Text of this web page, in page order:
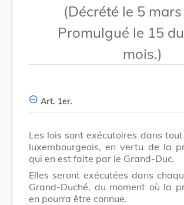
(Décrété le 5
Promulgué le 15
mois.)
Art. 1er.
Les lois sont exécutoires dans
luxembourgeois, en vertu de la
qui en est faite par le Grand-Duc.
Elles seront exécutées dans
Grand-Duché, du moment où la
en pourra être connue.